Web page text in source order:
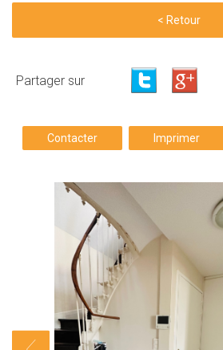
< Retour
Partager sur
Contacter Imprimer